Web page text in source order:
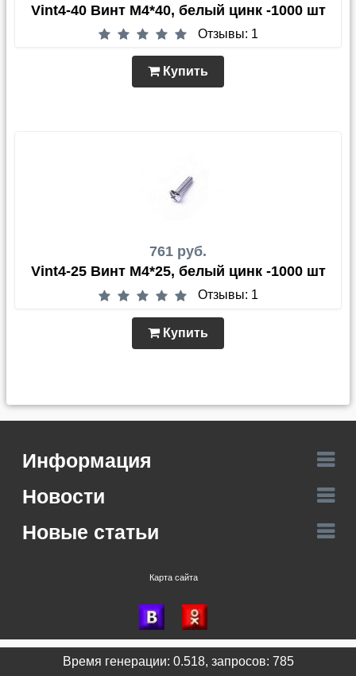
Vint4-40 Винт М4*40, белый цинк -1000 шт
Отзывы: 1
Купить
761 руб.
Vint4-25 Винт М4*25, белый цинк -1000 шт
Отзывы: 1
Купить
Информация
Новости
Новые статьи
Карта сайта
Время генерации: 0.518, запросов: 785